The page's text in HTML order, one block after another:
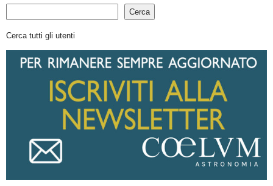
Cerca
Cerca tutti gli utenti